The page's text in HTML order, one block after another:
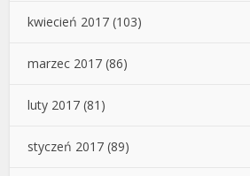
kwiecień 2017 (103)
marzec 2017 (86)
luty 2017 (81)
styczeń 2017 (89)